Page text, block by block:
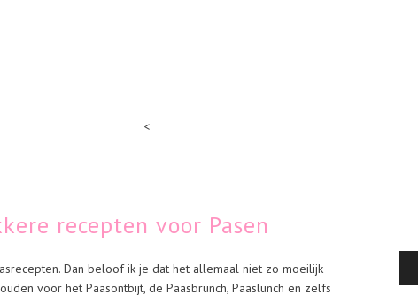
<
recepten voor Pasen
Dan beloof ik je dat het allemaal niet zo moeilijk
voor het Paasontbijt, de Paasbrunch, Paaslunch en zelfs